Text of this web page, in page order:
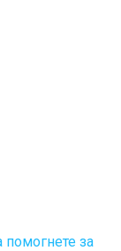
помогнете за